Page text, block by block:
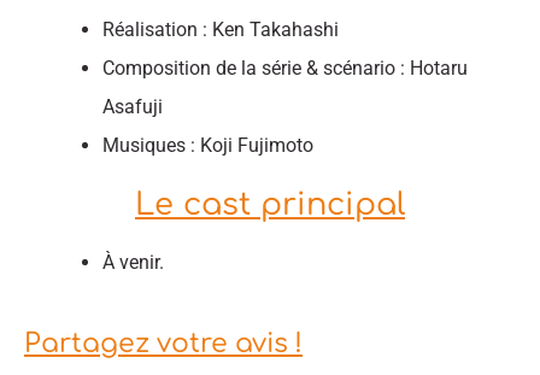
Réalisation : Ken Takahashi
Composition de la série & scénario : Hotaru
Asafuji
Musiques : Koji F‍ujimoto
Le cast principal
À venir.
Partagez votre avis !